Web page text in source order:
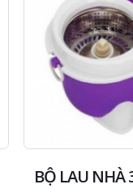
BỘ LAU NHÀ